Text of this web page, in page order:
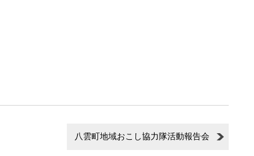
八雲町地域おこし協力隊活動報告会